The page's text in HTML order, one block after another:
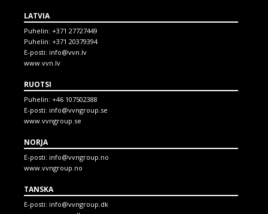
LATVIA
Puhelin: +371 27727449
Puhelin: +371 20379394
E-posti: info@vvn.lv
www.vvn.lv
RUOTSI
Puhelin: +46 107502388
E-posti: info@vvngroup.se
www.vvngroup.se
NORJA
E-posti: info@vvngroup.no
www.vvngroup.no
TANSKA
E-posti: info@vvngroup.dk